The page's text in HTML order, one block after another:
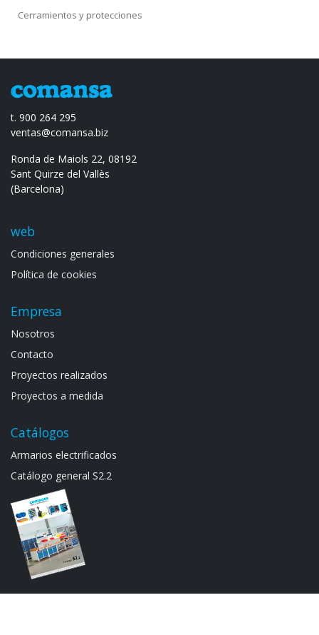
Cerramientos y protecciones
t. 900 264 295
ventas@comansa.biz
Ronda de Maiols 22, 08192
Sant Quirze del Vallès
(Barcelona)
web
Condiciones generales
Política de cookies
Empresa
Noso​tros
Contacto
Proyectos realizados
Proyectos a medida
Catálogos
Armarios electrif​icad​os
Catálogo general S​2.2